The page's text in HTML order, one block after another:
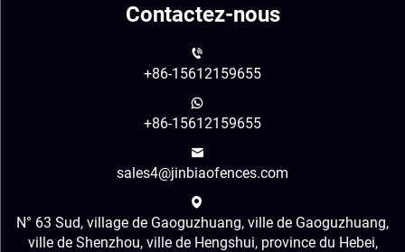
Contactez-nous
+86-15612159655
+86-15612159655
sales4@jinbiaofences.com
N° 63 Sud, village de Gaoguzhuang, ville de Gaoguzhuang,
ville de Shenzhou, ville de Hengshui, province du Hebei,